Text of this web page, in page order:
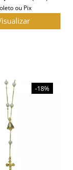
ou Pix
-18%